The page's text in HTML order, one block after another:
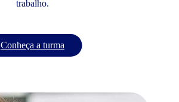
trabalho.
Conheça a turma